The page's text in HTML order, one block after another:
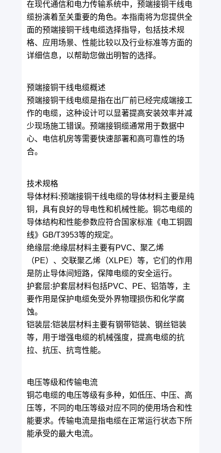
在现代通信和电力传输系统中，预端接铜干线电
缆扮演着至关重要的角色。本指南将为您提供全
面的预端接铜干线电缆选择指导，包括技术规
格、应用场景、性能比较以及行业标准等方面的
详细信息，以帮助您做出明智的选择。
预端接铜干线电缆概述
预端接铜干线电缆是指在出厂前已经完成端接工
作的电缆，这种设计可以显著提高安装效率并减
少现场施工错误。预端接铜缆通常用于数据中
心、电信机房等需要快速部署和高可靠性的场
合。
技术规格
导体材料:预端接铜干线电缆的导体材料主要是纯
铜，具有良好的导电性和机械性能。铜芯电缆的
导体结构和性能参数应符合国家标准《电工铜圆
线》GB/T3953等的规定。
绝缘层:绝缘层材料主要有PVC、聚乙烯
（PE）、交联聚乙烯（XLPE）等，它们的作用
是防止导体间短路，保障电缆的安全运行。
护套层:护套层材料包括PVC、PE、铝箔等，主
要作用是保护电缆免受外界物理损伤和化学腐
蚀。
铠装层:铠装层材料主要有钢带铠装、钢丝铠装
等，用于增强电缆的机械强度，提高电缆的抗
拉、抗压、抗弯性能。
电压等级和传输电流
铜芯电缆的电压等级有多种，如低压、中压、高
压等，不同的电压等级对应不同的使用场合和性
能要求。传输电流是指电缆在正常运行状态下所
能承受的最大电流。